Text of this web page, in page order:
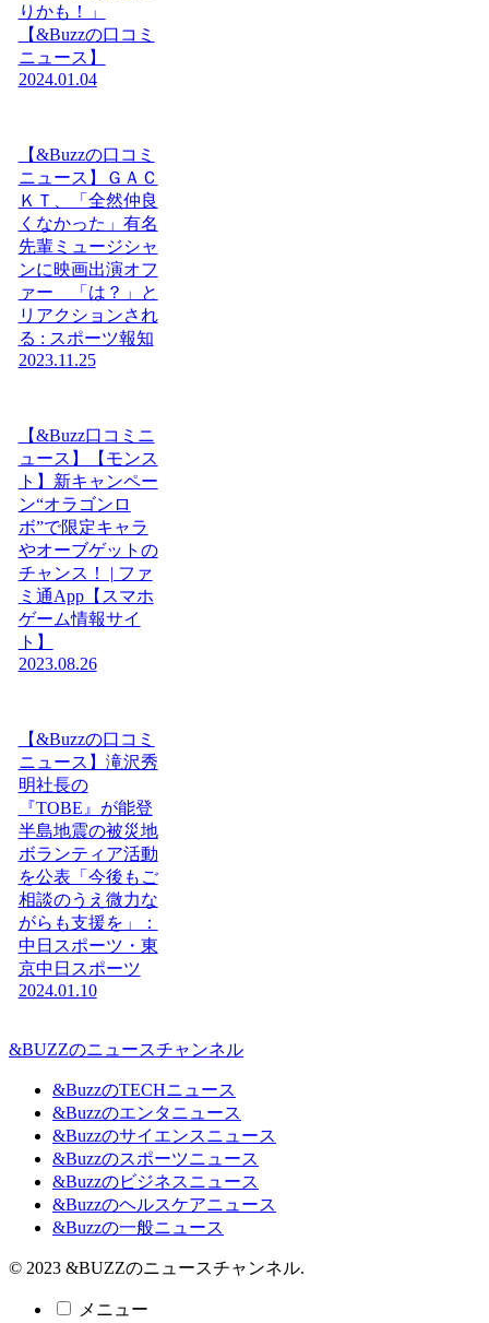
りかも！」
【&Buzzの口コミ
ニュース】
2024.01.04
【&Buzzの口コミ
ニュース】ＧＡＣ
ＫＴ、「全然仲良
くなかった」有名
先輩ミュージシャ
ンに映画出演オフ
ァー 「は？」と
リアクションされ
る : スポーツ報知
2023.11.25
【&Buzz口コミニ
ュース】【モンス
ト】新キャンペー
ン“オラゴンロ
ボ”で限定キャラ
やオーブゲットの
チャンス！ | ファ
ミ通App【スマホ
ゲーム情報サイ
ト】
2023.08.26
【&Buzzの口コミ
ニュース】滝沢秀
明社長の
『TOBE』が能登
半島地震の被災地
ボランティア活動
を公表「今後もご
相談のうえ微力な
がらも支援を」：
中日スポーツ・東
京中日スポーツ
2024.01.10
&BUZZのニュースチャンネル
&BuzzのTECHニュース
&Buzzのエンタニュース
&Buzzのサイエンスニュース
&Buzzのスポーツニュース
&Buzzのビジネスニュース
&Buzzのヘルスケアニュース
&Buzzの一般ニュース
© 2023 &BUZZのニュースチャンネル.
メニュー